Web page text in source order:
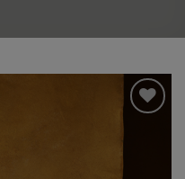
Wishlist